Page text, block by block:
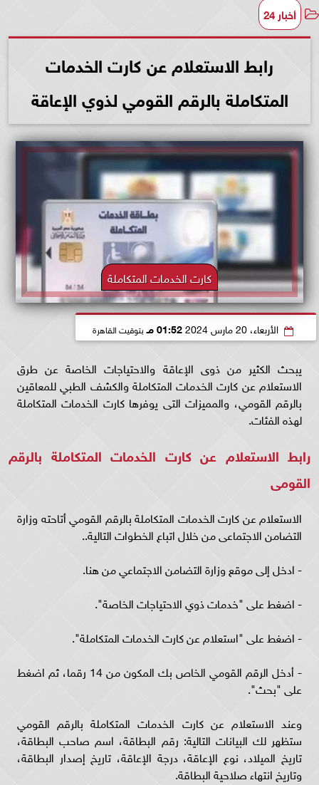
أخبار 24
رابط الاستعلام عن كارت الخدمات
المتكاملة بالرقم القومي لذوي الإعاقة
كارت الخدمات المتكاملة
الأربعاء، 20 مارس 2024 01:52 مـ بتوقيت القاهرة
يبحث الكثير من ذوى الإعاقة والاحتياجات الخاصة عن طرق
الاستعلام عن كارت الخدمات المتكاملة والكشف الطبي للمعاقين
بالرقم القومي، والمميزات التى يوفرها كارت الخدمات المتكاملة
لهذه الفئات.
رابط الاستعلام عن كارت الخدمات المتكاملة بالرقم
القومى
الاستعلام عن كارت الخدمات المتكاملة بالرقم القومي أتاحته وزارة
التضامن الاجتماعى من خلال اتباع الخطوات التالية..
- ادخل إلى موقع وزارة التضامن الاجتماعي من هنا.
- اضغط على "خدمات ذوي الاحتياجات الخاصة".
- اضغط على "استعلام عن كارت الخدمات المتكاملة".
- أدخل الرقم القومي الخاص بك المكون من 14 رقما، ثم اضغط
على "بحث".
وعند الاستعلام عن كارت الخدمات المتكاملة بالرقم القومي
ستظهر لك البيانات التالية: رقم البطاقة، اسم صاحب البطاقة،
تاريخ الميلاد، نوع الإعاقة، درجة الإعاقة، تاريخ إصدار البطاقة،
وتاريخ انتهاء صلاحية البطاقة.